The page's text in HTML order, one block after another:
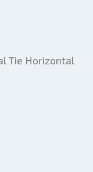
Tie Horizontal